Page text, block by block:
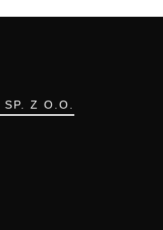
Z O.O.